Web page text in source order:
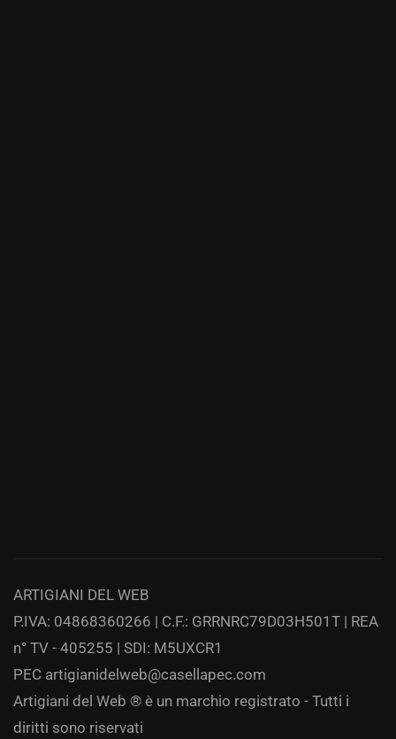
ARTIGIANI DEL WEB
P.IVA: 04868360266 | C.F.: GRRNRC79D03H501T | REA
n° TV - 405255 | SDI: M5UXCR1
PEC artigianidelweb@casellapec.com
Artigiani del Web ® è un marchio registrato - Tutti i
diritti sono riservati